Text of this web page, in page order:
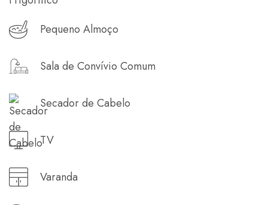
Pequeno Almoço
Sala de Convívio Comum
Secador de Cabelo
TV
Varanda